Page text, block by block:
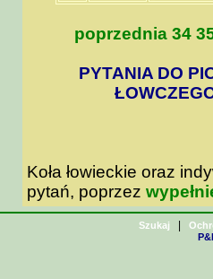
poprzednia 34
PYTANIA DO
Koła łowieckie oraz
pytań, poprzez
Szukaj